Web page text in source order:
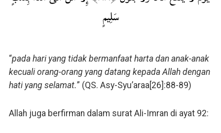
سَلِيمٍ
“pada hari yang tidak bermanfaat harta dan anak-anak
kecuali orang-orang yang datang kepada Allah dengan
hati yang selamat.” (QS. Asy-Syu’araa[26]:88-89)
Allah juga berfirman dalam surat Ali-Imran di ayat 92: